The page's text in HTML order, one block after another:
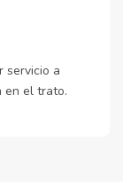
servicio a
en el trato.